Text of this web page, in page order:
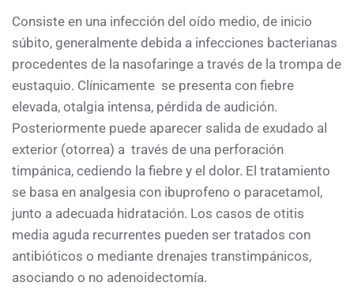
Consiste en una infección del oído medio, de inicio
súbito, generalmente debida a infecciones bacterianas
procedentes de la nasofaringe a través de la trompa de
eustaquio. Clínicamente se presenta con fiebre
elevada, otalgia intensa, pérdida de audición.
Posteriormente puede aparecer salida de exudado al
exterior (otorrea) a través de una perforación
timpánica, cediendo la fiebre y el dolor. El tratamiento
se basa en analgesia con ibuprofeno o paracetamol,
junto a adecuada hidratación. Los casos de otitis
media aguda recurrentes pueden ser tratados con
antibióticos o mediante drenajes transtimpánicos,
asociando o no adenoidectomía.